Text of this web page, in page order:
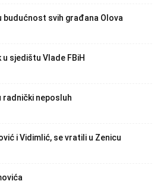
budućnost svih građana Olova
sjedištu Vlade FBiH
radnički neposluh
i Vidimlić, se vratili u Zenicu